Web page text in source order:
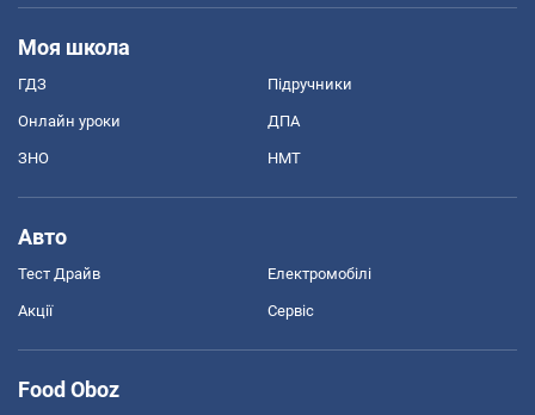
Моя школа
ГДЗ Підручники
Онлайн уроки ДПА
ЗНО НМТ
Авто
Тест Драйв Електромобілі
Акції Сервіс
Food Oboz